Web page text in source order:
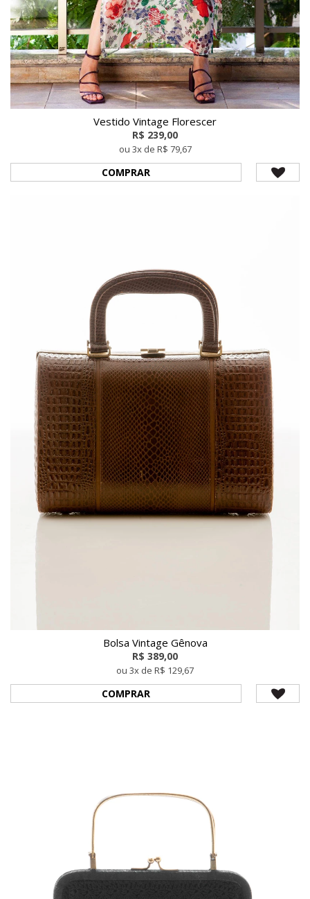
Vestido Vintage Florescer
R$ 239,00
ou 3x de R$ 79,67
COMPRAR
Bolsa Vintage Gênova
R$ 389,00
ou 3x de R$ 129,67
COMPRAR